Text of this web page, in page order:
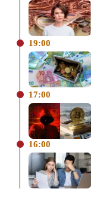
19:00
17:00
16:00